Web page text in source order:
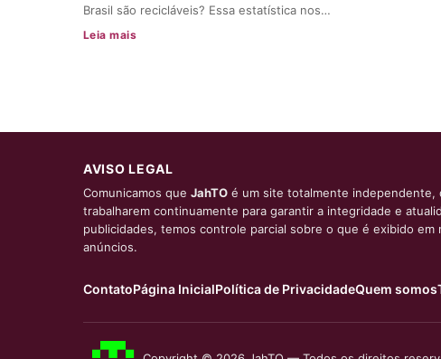
Brasil são recicláveis? Essa estatística nos…
Leia mais
AVISO LEGAL
Comunicamos que JahTO é um site totalmente independente,
trabalharem continuamente para garantir a integridade e
publicidades, temos controle parcial sobre o que é exibido
anúncios.
ContatoPágina InicialPolítica de PrivacidadeQuem somos